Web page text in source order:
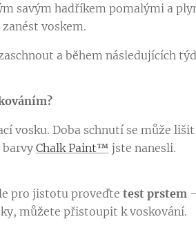
savým hadříkem pomalými a
voskem.
a během následujících
vosku. Doba schnutí se může
barvy Chalk Paint™ jste nanesli.
pro jistotu proveďte test prstem–
můžete přistoupit k voskování.